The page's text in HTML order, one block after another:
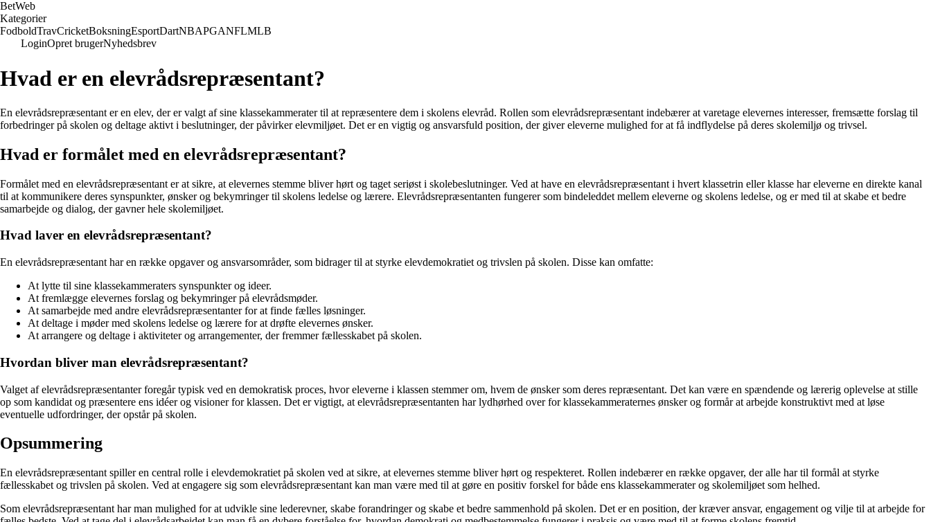
BetWeb
Kategorier
FodboldTravCricketBoksningEsportDartNBAPGANFLMLB
LoginOpret brugerNyhedsbrev
Hvad er en elevrådsrepræsentant?
En elevrådsrepræsentant er en elev, der er valgt af sine klassekammerater til at repræsentere dem i skolens elevråd. Rollen som elevrådsrepræsentant indebærer at varetage elevernes interesser, fremsætte forslag til
forbedringer på skolen og deltage aktivt i beslutninger, der påvirker elevmiljøet. Det er en vigtig og ansvarsfuld position, der giver eleverne mulighed for at få indflydelse på deres skolemiljø og trivsel.
Hvad er formålet med en elevrådsrepræsentant?
Formålet med en elevrådsrepræsentant er at sikre, at elevernes stemme bliver hørt og taget seriøst i skolebeslutninger. Ved at have en elevrådsrepræsentant i hvert klassetrin eller klasse har eleverne en direkte kanal
til at kommunikere deres synspunkter, ønsker og bekymringer til skolens ledelse og lærere. Elevrådsrepræsentanten fungerer som bindeleddet mellem eleverne og skolens ledelse, og er med til at skabe et bedre
samarbejde og dialog, der gavner hele skolemiljøet.
Hvad laver en elevrådsrepræsentant?
En elevrådsrepræsentant har en række opgaver og ansvarsområder, som bidrager til at styrke elevdemokratiet og trivslen på skolen. Disse kan omfatte:
At lytte til sine klassekammeraters synspunkter og ideer.
At fremlægge elevernes forslag og bekymringer på elevrådsmøder.
At samarbejde med andre elevrådsrepræsentanter for at finde fælles løsninger.
At deltage i møder med skolens ledelse og lærere for at drøfte elevernes ønsker.
At arrangere og deltage i aktiviteter og arrangementer, der fremmer fællesskabet på skolen.
Hvordan bliver man elevrådsrepræsentant?
Valget af elevrådsrepræsentanter foregår typisk ved en demokratisk proces, hvor eleverne i klassen stemmer om, hvem de ønsker som deres repræsentant. Det kan være en spændende og lærerig oplevelse at stille
op som kandidat og præsentere ens idéer og visioner for klassen. Det er vigtigt, at elevrådsrepræsentanten har lydhørhed over for klassekammeraternes ønsker og formår at arbejde konstruktivt med at løse
eventuelle udfordringer, der opstår på skolen.
Opsummering
En elevrådsrepræsentant spiller en central rolle i elevdemokratiet på skolen ved at sikre, at elevernes stemme bliver hørt og respekteret. Rollen indebærer en række opgaver, der alle har til formål at styrke
fællesskabet og trivslen på skolen. Ved at engagere sig som elevrådsrepræsentant kan man være med til at gøre en positiv forskel for både ens klassekammerater og skolemiljøet som helhed.
Som elevrådsrepræsentant har man mulighed for at udvikle sine lederevner, skabe forandringer og skabe et bedre sammenhold på skolen. Det er en position, der kræver ansvar, engagement og vilje til at arbejde for